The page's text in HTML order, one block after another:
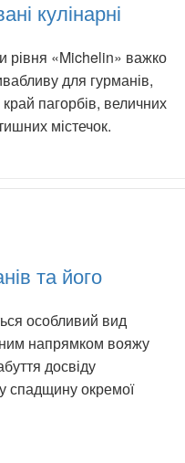
кулінарні
рівня «Michelin» важко
для гурманів,
пагорбів, величних
містечок.
та його
особливий вид
напрямком вояжу
досвіду
спадщину окремої